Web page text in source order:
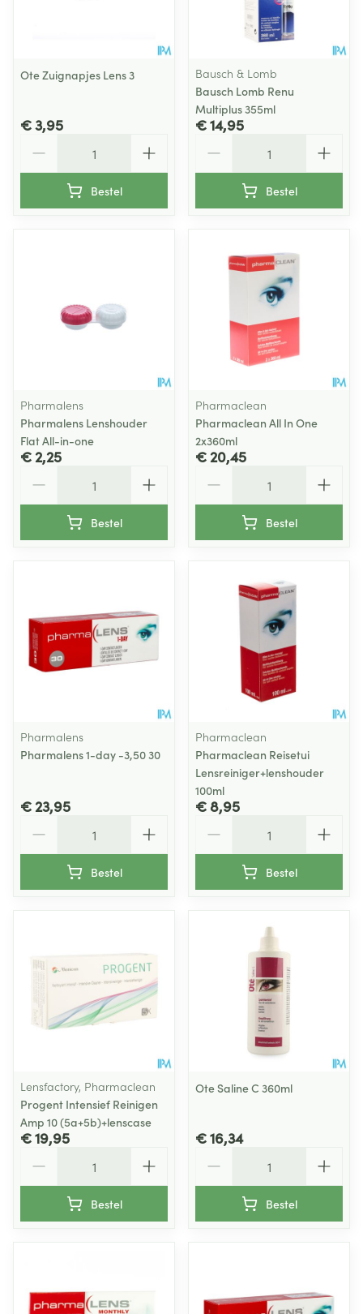
Ote Zuignapjes Lens 3
€ 3,95
Bestel
Bausch & Lomb
Bausch Lomb Renu
Multiplus 355ml
€ 14,95
Bestel
Pharmalens
Pharmalens Lenshouder
Flat All-in-one
€ 2,25
Bestel
Pharmaclean
Pharmaclean All In One
2x360ml
€ 20,45
Bestel
Pharmalens
Pharmalens 1-day -3,50 30
€ 23,95
Bestel
Pharmaclean
Pharmaclean Reisetui
Lensreiniger+lenshouder
100ml
€ 8,95
Bestel
Lensfactory, Pharmaclean
Progent Intensief Reinigen
Amp 10 (5a+5b)+lenscase
€ 19,95
Bestel
Ote Saline C 360ml
€ 16,34
Bestel